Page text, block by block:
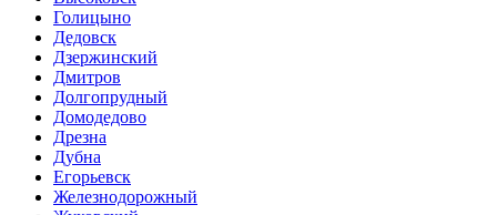
Голицыно
Дедовск
Дзержинский
Дмитров
Долгопрудный
Домодедово
Дрезна
Дубна
Егорьевск
Железнодорожный